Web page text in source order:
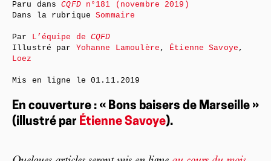
En couverture : « Bons baisers de Marseille »
(illustré par Étienne Savoye).
Paru dansCQFDn°181 (novembre 2019)
Dans la rubriqueSommaire
Par L’équipe deCQFD
Illustré par Yohanne Lamoulère , Étienne Savoye ,
Loez
Mis en ligne le01.11.2019